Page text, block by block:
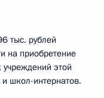
тыс. рублей
на приобретение
учреждений этой
школ-интернатов.